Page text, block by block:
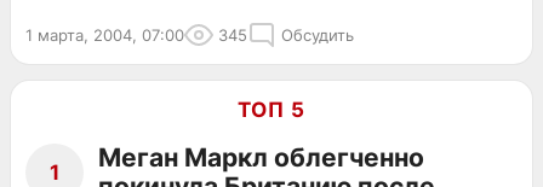
1 марта, 2004, 07:00 345 Обсудить
ТОП 5
1
Меган Маркл облегченно